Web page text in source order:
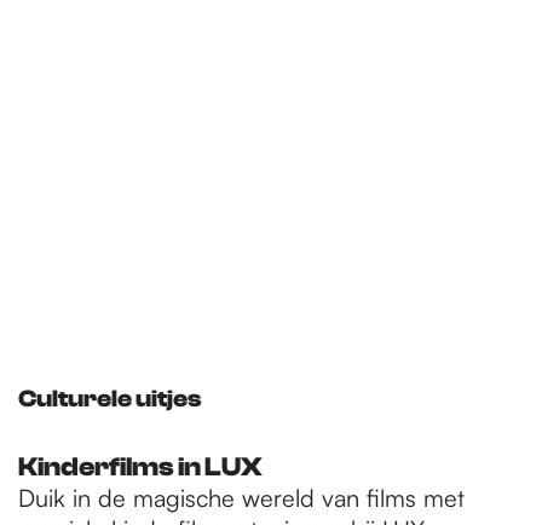
Culturele uitjes
Kinderfilms in LUX
Duik in de magische wereld van films met